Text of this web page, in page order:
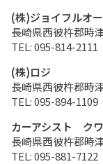
(株)ジョイフルオ
長崎県西彼杵郡時
095-814-2111
(株)ロジ
長崎県西彼杵郡時
095-894-1109
カーアシスト ク
長崎県西彼杵郡時
095-881-7122